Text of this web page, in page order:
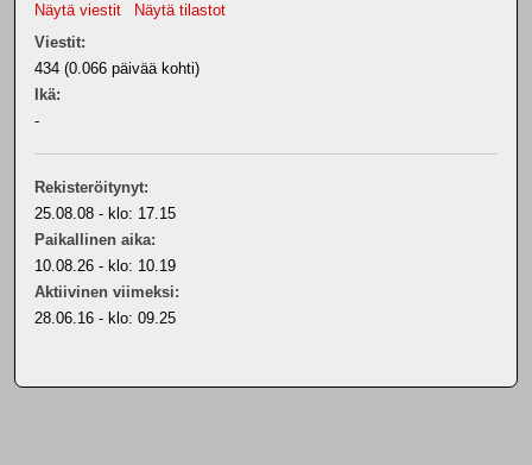
Näytä viestit
Näytä tilastot
Viestit:
434 (0.066 päivää kohti)
Ikä:
-
Rekisteröitynyt:
25.08.08 - klo: 17.15
Paikallinen aika:
10.08.26 - klo: 10.19
Aktiivinen viimeksi:
28.06.16 - klo: 09.25